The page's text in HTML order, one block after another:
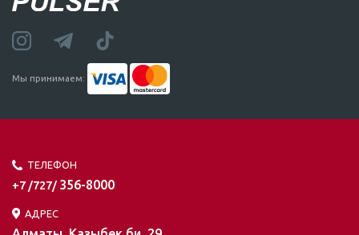
Мы принимаем:
ТЕЛЕФОН
+7 /727/ 356-8000
АДРЕС